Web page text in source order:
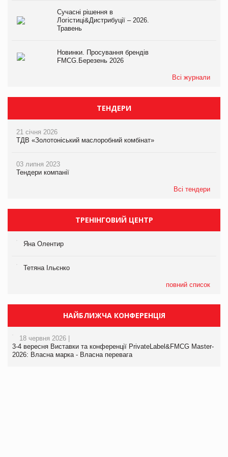
Сучасні рішення в
Логістиці&Дистрибуції – 2026.
Травень
Новинки. Просування брендів
FMCG.Березень 2026
Всі журнали
ТЕНДЕРИ
21 січня 2026
ТДВ «Золотоніський маслоробний комбінат»
03 липня 2023
Тендери компанії
Всі тендери
ТРЕНІНГОВИЙ ЦЕНТР
Яна Олентир
Тетяна Ільєнко
повний список
НАЙБЛИЖЧА КОНФЕРЕНЦІЯ
18 червня 2026 |
3-4 вересня Виставки та конференції PrivateLabel&FMCG Master-
2026: Власна марка - Власна перевага